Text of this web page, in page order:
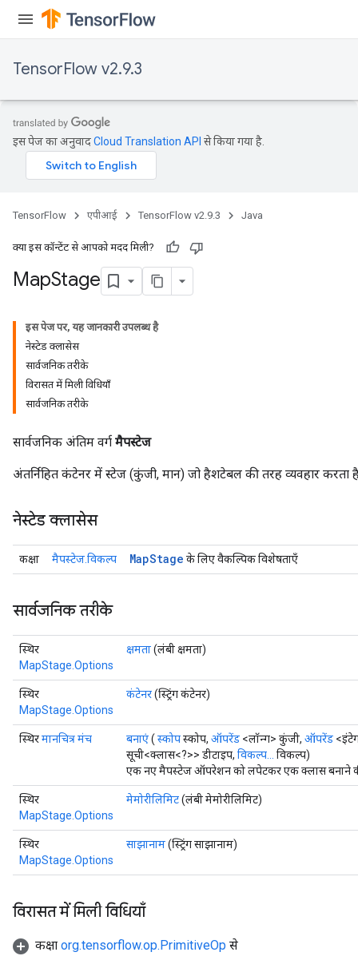
TensorFlow v2.9.3
इस पेज का अनुवादCloud Translation API से किया गया है.
TensorFlow एपीआई TensorFlow v2.9.3 Java
क्या इस कॉन्टेंट से आपको मदद मिली?
MapStage
इस पेज पर, यह जानकारी उपलब्ध है
नेस्टेड क्लासेस
सार्वजनिक तरीके
विरासत में मिली विधियाँ
सार्वजनिक तरीके
सार्वजनिक अंतिम वर्ग मैपस्टेज
अंतर्निहित कंटेनर में स्टेज (कुंजी, मान) जो हैशटेबल की तरह व्यवहार करता
नेस्टेड क्लासेस
कक्षा मैपस्टेज.विकल्प MapStage के लिए वैकल्पिक विशेषताएँ
सार्वजनिक तरीके
स्थिर
MapStage.Options
क्षमता(लंबी क्षमता)
स्थिर
MapStage.Options
कंटेनर(स्ट्रिंग कंटेनर)
स्थिरमानचित्र मंच बनाएं( स्कोपस्कोप, ऑपरेंड <लॉन्ग> कुंजी, ऑपरेंड
सूची<क्लास<?>> डीटाइप, विकल्प...
विकल्प)
एक नए मैपस्टेज ऑपरेशन को लपेटकर एक क्लास बनाने
स्थिर
MapStage.Options
मेमोरीलिमिट(लंबी मेमोरीलिमिट)
स्थिर
MapStage.Options
साझानाम(स्ट्रिंग साझानाम)
विरासत में मिली विधियाँ
कक्षा org.tensorflow.op.PrimitiveOp से